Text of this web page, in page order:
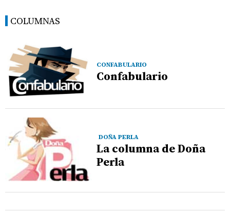
COLUMNAS
CONFABULARIO
Confabulario
DOÑA PERLA
La columna de Doña
Perla